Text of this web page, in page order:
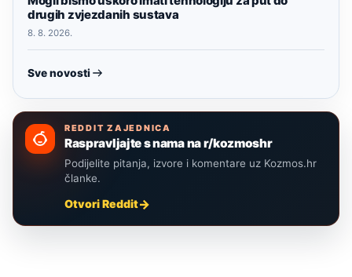
drugih zvjezdanih sustava
8. 8. 2026.
Sve novosti
REDDIT ZAJEDNICA
Raspravljajte s nama na r/kozmoshr
Podijelite pitanja, izvore i komentare uz Kozmos.hr
članke.
Otvori Reddit